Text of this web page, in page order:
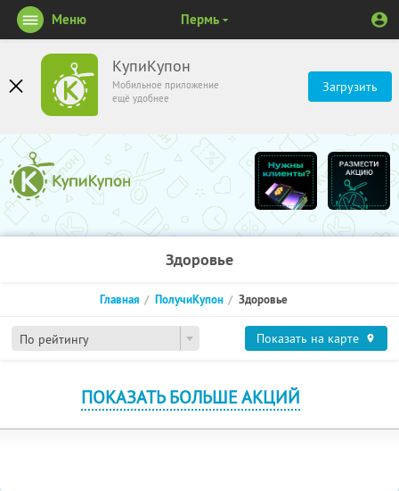
КупиКупон
Мобильное приложение
ещё удобнее
Загрузить
Меню Пермь
Здоровье
По рейтингу
Главная ПолучиКупон Здоровье
Показать на карте
ПОКАЗАТЬ БОЛЬШЕ АКЦИЙ